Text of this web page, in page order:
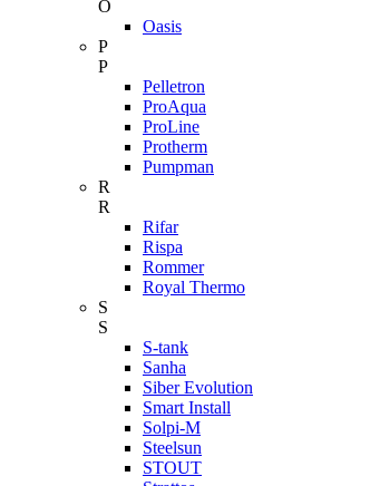
O
Oasis
P
P
Pelletron
ProAqua
ProLine
Protherm
Pumpman
R
R
Rifar
Rispa
Rommer
Royal Thermo
S
S
S-tank
Sanha
Siber Evolution
Smart Install
Solpi-M
Steelsun
STOUT